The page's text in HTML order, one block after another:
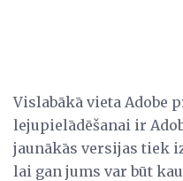
Vislabākā vieta Adobe
lejupielādēšanai ir
jaunākās versijas tiek
lai gan jums var būt